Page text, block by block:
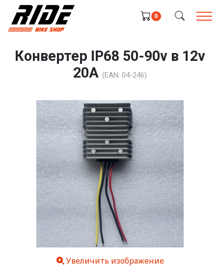
0
Конвертер IP68 50-90v в 12v
20A (EAN: 04-246)
Увеличить изображение